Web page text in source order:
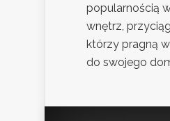
popularnością
wnętrz,
którzy pragną
do swojego